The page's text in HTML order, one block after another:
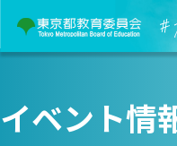
イベント情